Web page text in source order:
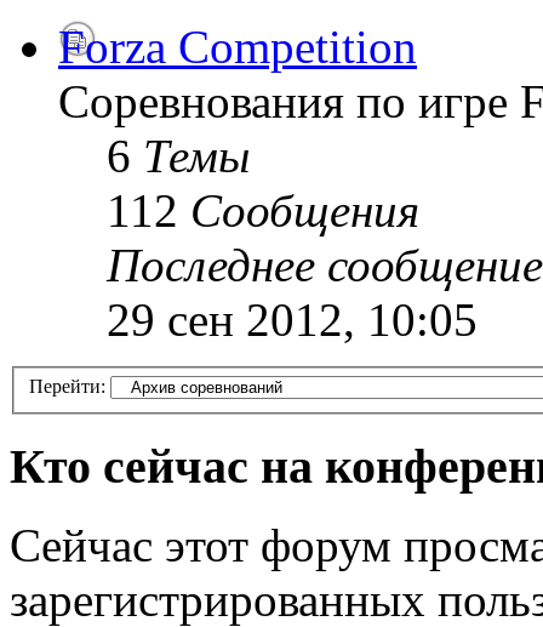
Forza Competition
Соревнования по игре
6 Темы
112 Сообщения
Последнее сообщение
29 сен 2012, 10:05
Перейти:
Кто сейчас на
Сейчас этот форум
зарегистрированных